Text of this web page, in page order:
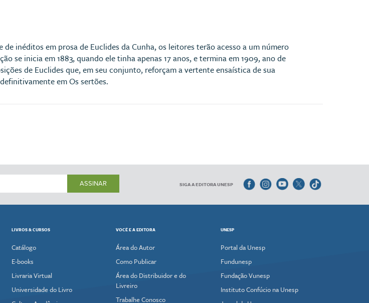
inéditos em prosa de Euclides da Cunha, os leitores terão acesso a um número
se inicia em 1883, quando ele tinha apenas 17 anos, e termina em 1909, ano de
de Euclides que, em seu conjunto, reforçam a vertente ensaística de sua
em Os sertões.
ASSINAR SIGA A EDITORA UNESP
LIVROS & CURSOS
Catálogo
E-books
Livraria Virtual
Universidade do Livro
VOCÊ E A EDITORA
Área do Autor
Como Publicar
Área do Distribuidor e do
Livreiro
Trabalhe Conosco
UNESP
Portal da Unesp
Fundunesp
Fundação Vunesp
Instituto Confúcio na Unesp